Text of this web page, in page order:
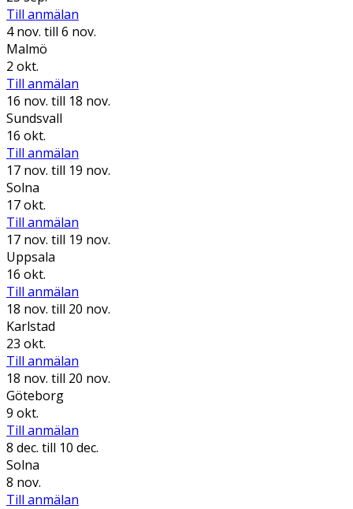
Till anmälan
4 nov. till 6 nov.
Malmö
2 okt.
Till anmälan
16 nov. till 18 nov.
Sundsvall
16 okt.
Till anmälan
17 nov. till 19 nov.
Solna
17 okt.
Till anmälan
17 nov. till 19 nov.
Uppsala
16 okt.
Till anmälan
18 nov. till 20 nov.
Karlstad
23 okt.
Till anmälan
18 nov. till 20 nov.
Göteborg
9 okt.
Till anmälan
8 dec. till 10 dec.
Solna
8 nov.
Till anmälan